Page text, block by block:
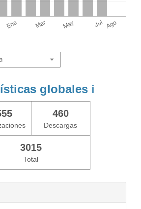
globales ℹ️
460
Descargas
3015
Total